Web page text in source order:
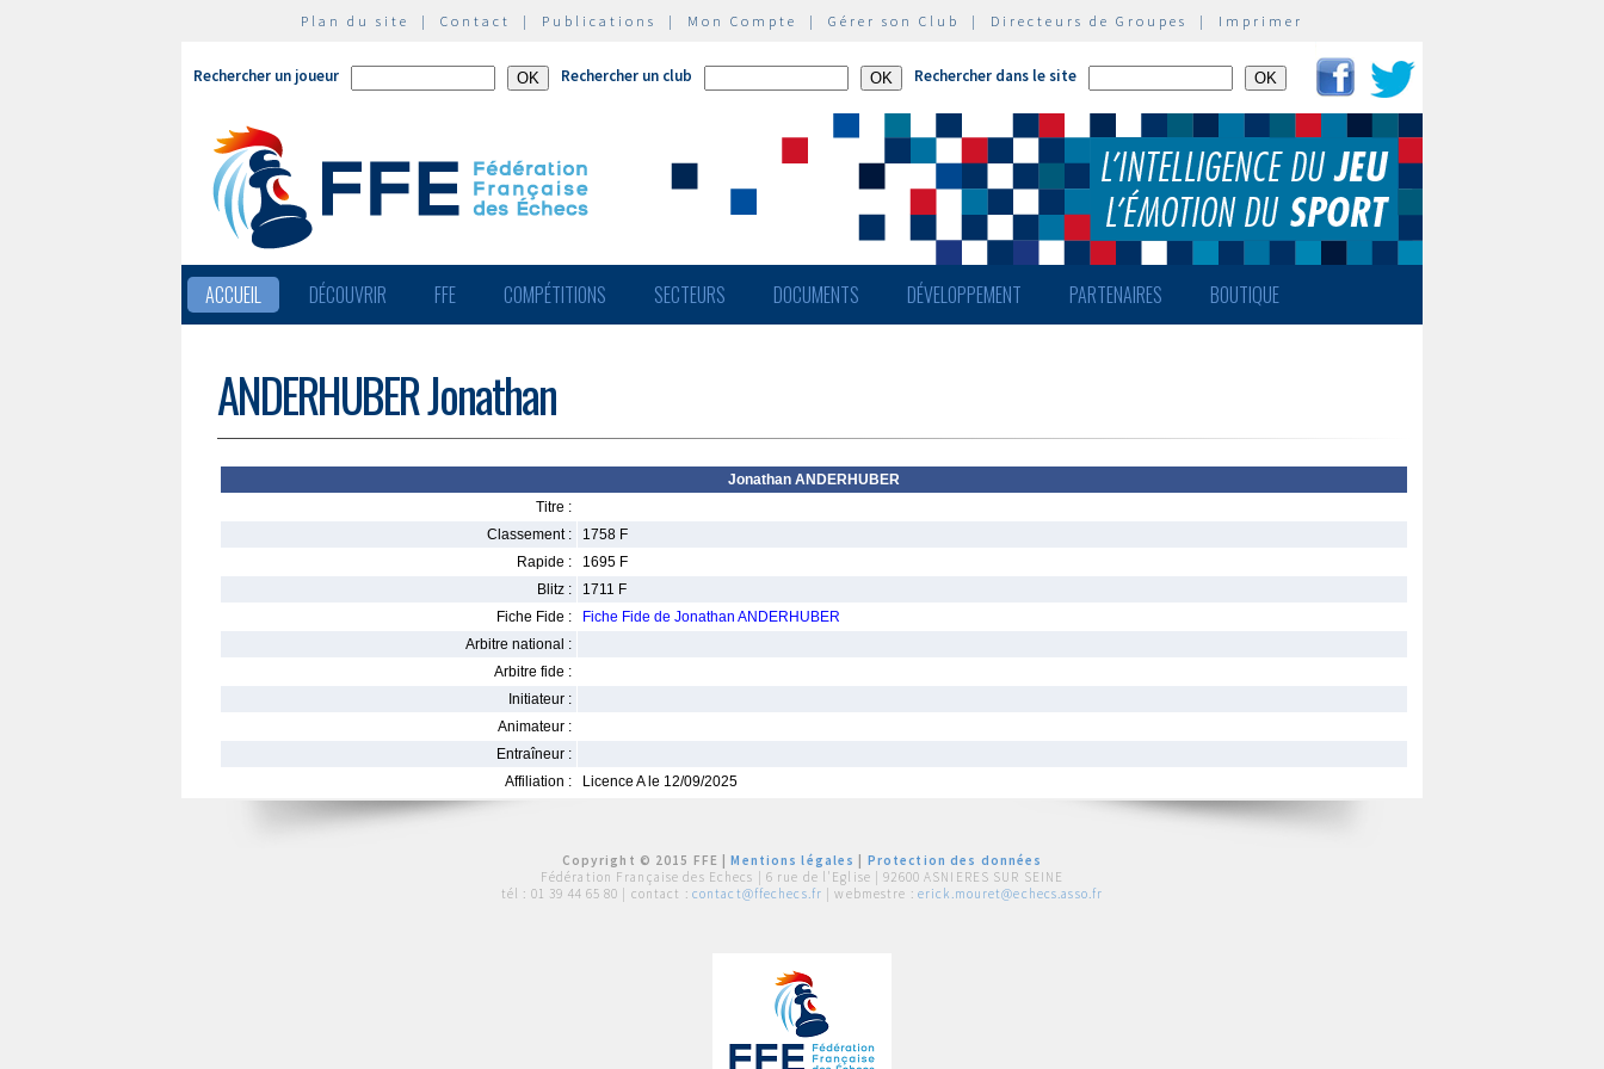
Plan du site | Contact | Publications | Mon Compte | Gérer son Club | Directeurs de Groupes | Imprimer
Rechercher un joueur Rechercher un club Rechercher dans le site
ACCUEIL DÉCOUVRIR FFE COMPÉTITIONS SECTEURS DOCUMENTS DÉVELOPPEMENT PARTENAIRES BOUTIQUE
ANDERHUBER Jonathan
Jonathan ANDERHUBER
Titre :
Classement :
1758 F
Rapide :
1695 F
Blitz :
1711 F
Fiche Fide :
Fiche Fide de Jonathan ANDERHUBER
Arbitre national :
Arbitre fide :
Initiateur :
Animateur :
Entraîneur :
Affiliation :
Licence A le 12/09/2025
Copyright © 2015 FFE |Mentions légales
Protection des données
Fédération Française des Echecs | 6 rue de l'Eglise | 92600 ASNIERES SUR SEINE
tél : 01 39 44 65 80 | contact : contact@ffechecs.fr | webmestre : erick.mouret@echecs.asso.fr